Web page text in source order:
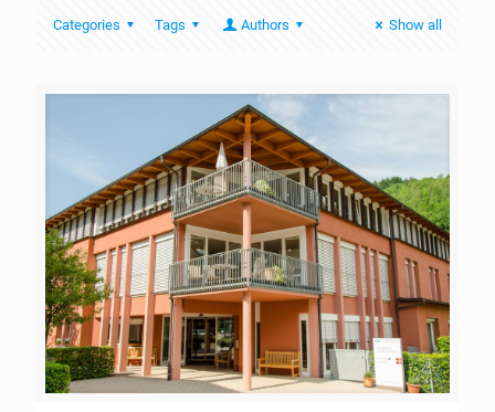
Categories Tags Authors Show all